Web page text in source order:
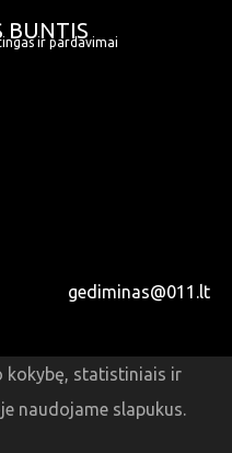
BUNTIS
ir pardavimai
gediminas@011.lt
kokybę, statistiniais ir
naudojame slapukus.